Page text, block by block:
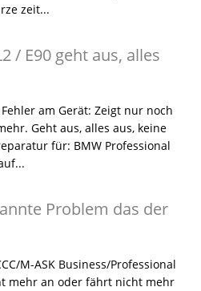
zeit...
/ E90 geht aus, alles
Fehler am Gerät: Zeigt nur noch
Geht aus, alles aus, keine
für: BMW Professional
Problem das der
M-ASK Business/Professional
mehr an oder fährt nicht mehr